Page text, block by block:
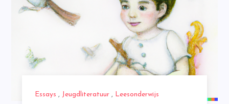
Essays , Jeugdliteratuur, Leesonderwijs